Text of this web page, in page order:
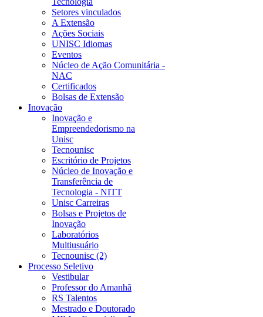
Setores vinculados
A Extensão
Ações Sociais
UNISC Idiomas
Eventos
Núcleo de Ação Comunitária -
NAC
Certificados
Bolsas de Extensão
Inovação
Inovação e
Empreendedorismo na
Unisc
Tecnounisc
Escritório de Projetos
Núcleo de Inovação e
Transferência de
Tecnologia - NITT
Unisc Carreiras
Bolsas e Projetos de
Inovação
Laboratórios
Multiusuário
Tecnounisc (2)
Processo Seletivo
Vestibular
Professor do Amanhã
RS Talentos
Mestrado e Doutorado